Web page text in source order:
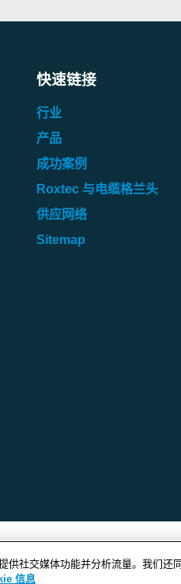
快速链接
行业
产品
成功案例
Roxtec 与电缆格兰头
供应网络
Sitemap
供社交媒体功能并分析流量。我们还
信息